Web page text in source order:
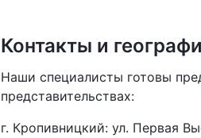
Контакты и
Наши специалисты готовы
представительствах:
г. Кропивницкий: ул. Первая